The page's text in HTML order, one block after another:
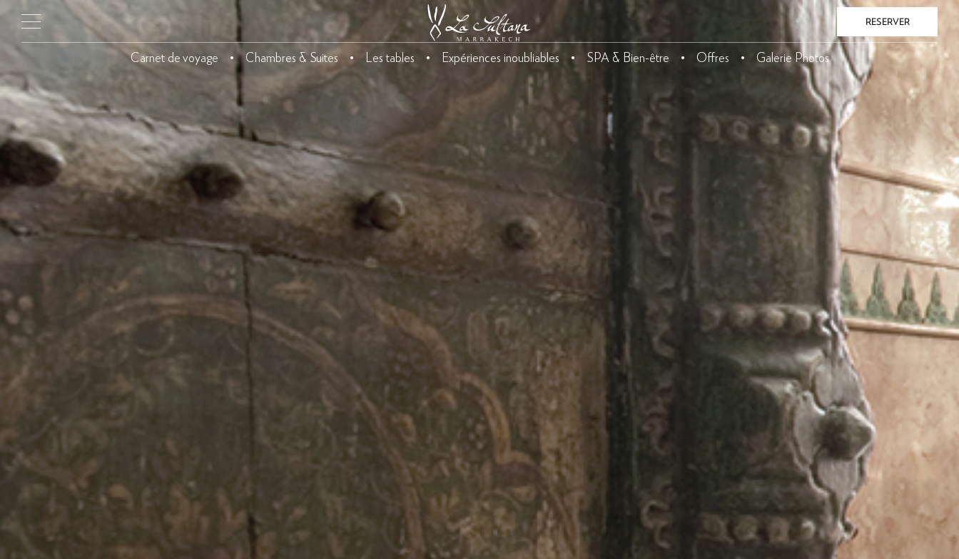
RESERVER
Carnet de voyage Chambres & Suites Les tables Expériences inoubliables SPA & Bien-être Offres Galerie Photos